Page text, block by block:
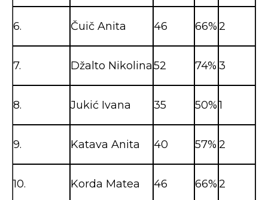
6. Čuič Anita 46 66%2
7. Džalto Nikolina52 74% 3
8. Jukić Ivana 35 50%1
9. Katava Anita 40 57% 2
10. Korda Matea 46 66%2